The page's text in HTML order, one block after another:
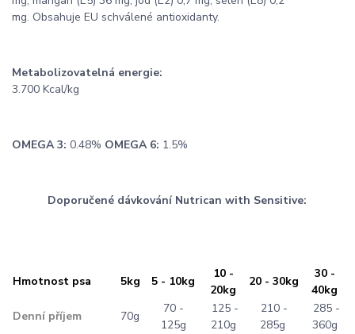
mg. Obsahuje EU schválené antioxidanty.
Metabolizovatelná energie:
3.700 Kcal/kg
OMEGA 3: 0.48% OMEGA 6: 1.5%
Doporučené dávkování Nutrican with Sensitive:
Hmotnost psa 5kg 5 - 10kg
10 -
20kg
20 - 30kg
30 -
40kg
Denní příjem 70g
70 -
125g
125 -
210g
210 -
285g
285 -
360g